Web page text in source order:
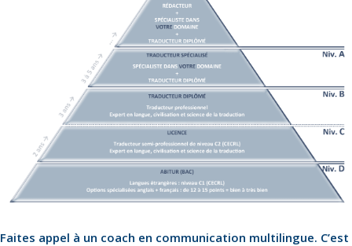
Faites appel à un coach en communication multilingue. C’est